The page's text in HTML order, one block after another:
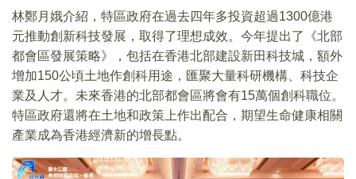
林鄭月娥介紹，特區政府在過去四年多投資超過1300億港
元推動創新科技發展，取得了理想成效。今年提出了《北部
都會區發展策略》，包括在香港北部建設新田科技城，額外
增加150公頃土地作創科用途，匯聚大量科研機構、科技企
業及人才。未來香港的北部都會區將會有15萬個創科職位。
特區政府還將在土地和政策上作出配合，期望生命健康相關
產業成為香港經濟新的增長點。